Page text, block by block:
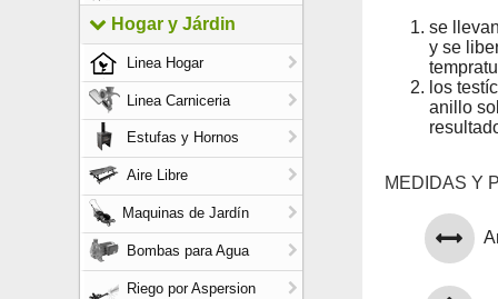
Hogar y Járdin
Linea Hogar
Linea Carniceria
Estufas y Hornos
Aire Libre
Maquinas de Jardín
Bombas para Agua
Riego por Aspersion
se
y se
los
anillo
MEDIDAS Y